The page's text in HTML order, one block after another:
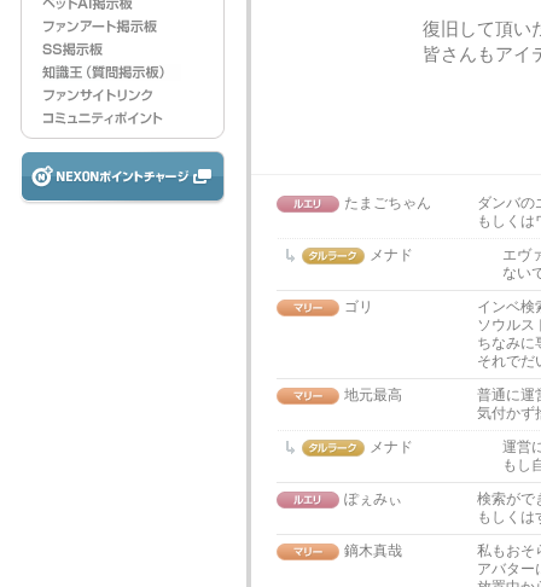
復旧して頂い
皆さんもアイ
たまごちゃん
ダンバの
もしく
メナド
エヴ
ない
ゴリ
インベ検
ソウルス
ちなみに
それでだ
地元最高
普通に運
気付かず
メナド
運営
もし
ぽぇみぃ
検索がで
もしく
鏑木真哉
私もおそ
アバター